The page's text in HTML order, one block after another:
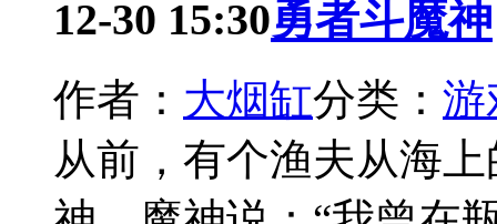
12-30 15:30勇者斗魔神
作者： 大烟缸分类： 游
从前，有个渔夫从海